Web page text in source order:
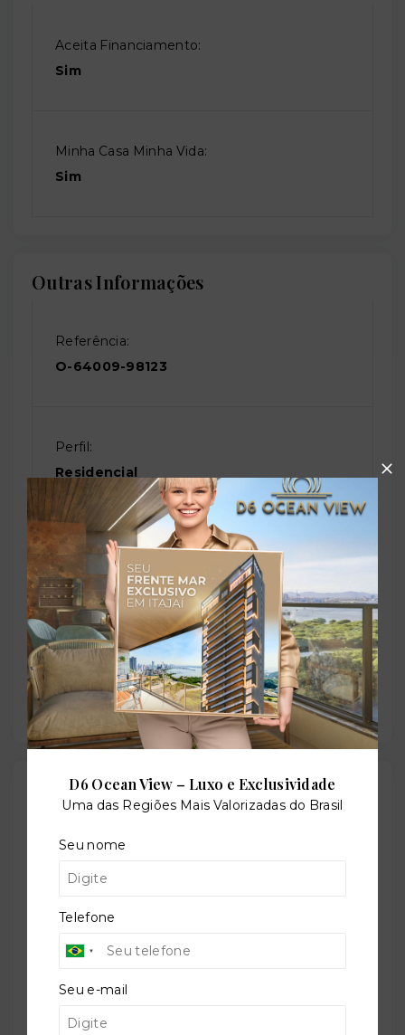
Aceita Financiamento:
Sim
Minha Casa Minha Vida:
Sim
Outras Informações
Referência:
O-64009-98123
Perfil:
Residencial
Situação:
Em construção
Previsão de entrega:
28/11/2027
Localização
Porto Alegre/RS
+
−
D6 Ocean View – Luxo e Exclusividade
Uma das Regiões Mais Valorizadas do Brasil
Seu nome
Telefone
Seu e-mail